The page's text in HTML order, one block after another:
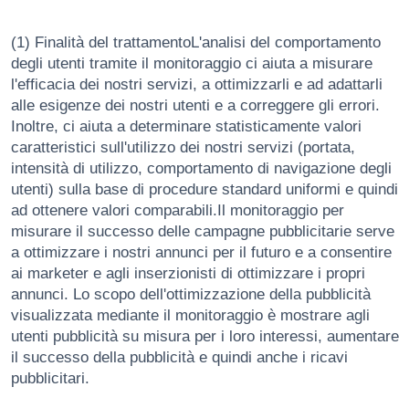
(1) Finalità del trattamentoL'analisi del comportamento
degli utenti tramite il monitoraggio ci aiuta a misurare
l'efficacia dei nostri servizi, a ottimizzarli e ad adattarli
alle esigenze dei nostri utenti e a correggere gli errori.
Inoltre, ci aiuta a determinare statisticamente valori
caratteristici sull'utilizzo dei nostri servizi (portata,
intensità di utilizzo, comportamento di navigazione degli
utenti) sulla base di procedure standard uniformi e quindi
ad ottenere valori comparabili.Il monitoraggio per
misurare il successo delle campagne pubblicitarie serve
a ottimizzare i nostri annunci per il futuro e a consentire
ai marketer e agli inserzionisti di ottimizzare i propri
annunci. Lo scopo dell'ottimizzazione della pubblicità
visualizzata mediante il monitoraggio è mostrare agli
utenti pubblicità su misura per i loro interessi, aumentare
il successo della pubblicità e quindi anche i ricavi
pubblicitari.